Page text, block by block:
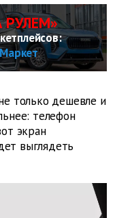
РУЛЕМ»
только дешевле и
телефон
экран
выглядеть